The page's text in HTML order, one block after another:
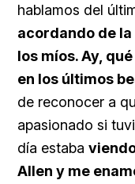
hablamos del
acordando de
los míos. Ay,
en los últimos
de reconocer a
apasionado si
día estaba
Allen y me